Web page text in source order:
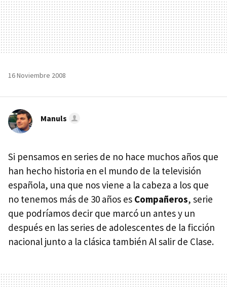
16 Noviembre 2008
Manuls
Si pensamos en series de no hace muchos años que
han hecho historia en el mundo de la televisión
española, una que nos viene a la cabeza a los que
no tenemos más de 30 años es Compañeros, serie
que podríamos decir que marcó un antes y un
después en las series de adolescentes de la ficción
nacional junto a la clásica también Al salir de Clase.